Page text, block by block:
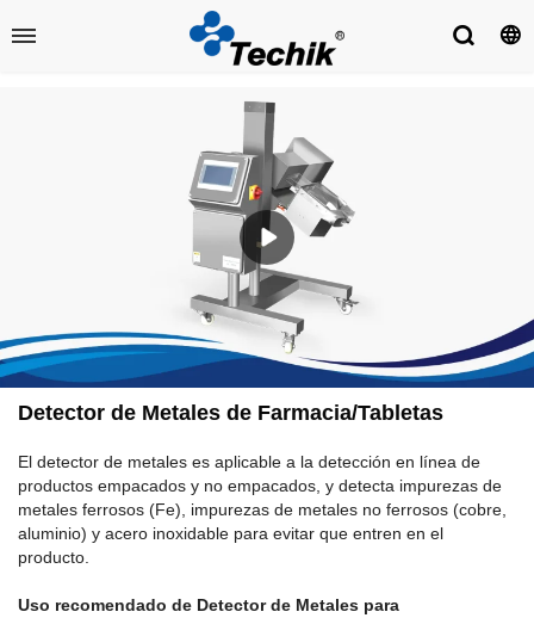
Detector de Metales de Farmacia/Tabletas
El detector de metales es aplicable a la detección en línea de
productos empacados y no empacados, y detecta impurezas de
metales ferrosos (Fe), impurezas de metales no ferrosos (cobre,
aluminio) y acero inoxidable para evitar que entren en el
producto.
Uso recomendado de Detector de Metales para